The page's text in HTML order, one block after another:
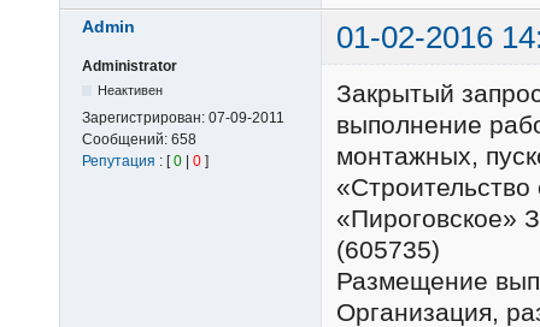
Admin 01-02-2016
Administrator
Неактивен
Зарегистрирован: 07-09-2011
Сообщений: 658
Репутация : [0 0 ]
Закрытый
выполнение
монтажных,
«Пироговское»
(605735)
Размещение
Организация,